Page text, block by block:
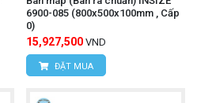
6900-085 (800x500x100mm , Cấp
0)
15,927,500 VND
ĐẶT MUA